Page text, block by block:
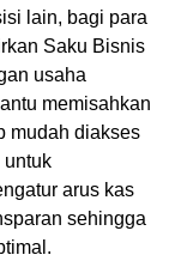
lain, bagi para
Saku Bisnis
usaha
memisahkan
mudah diakses
untuk
arus kas
sehingga